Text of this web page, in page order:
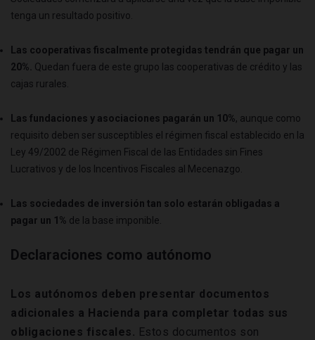
tenga un resultado positivo.
Las cooperativas fiscalmente protegidas tendrán que pagar un
20%. Quedan fuera de este grupo las cooperativas de crédito y las
cajas rurales.
Las fundaciones y asociaciones pagarán un 10%, aunque como
requisito deben ser susceptibles el régimen fiscal establecido en la
Ley 49/2002 de Régimen Fiscal de las Entidades sin Fines
Lucrativos y de los Incentivos Fiscales al Mecenazgo.
Las sociedades de inversión tan solo estarán obligadas a
pagar un 1% de la base imponible.
Declaraciones como autónomo
Los autónomos deben presentar documentos
adicionales a Hacienda para completar todas sus
obligaciones fiscales. Estos documentos son